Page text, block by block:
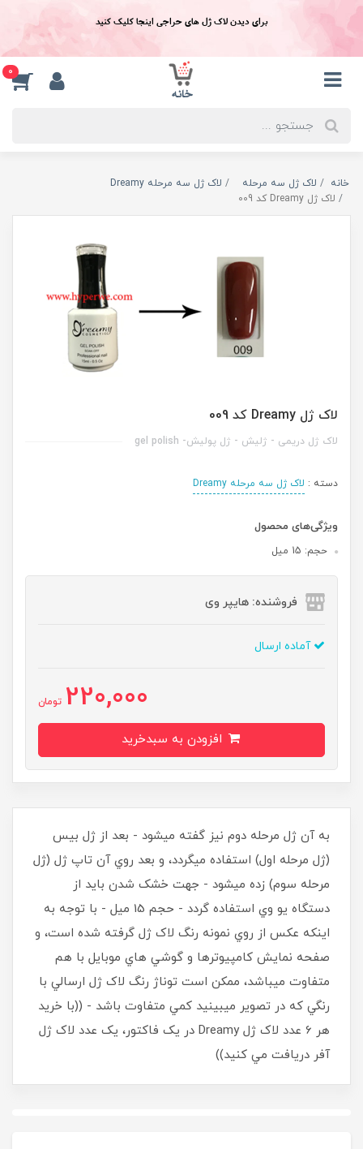
برای دیدن لاک ژل های حراجی اینجا کلیک کنید
0
خانه لاک ژل سه مرحله
لاک ژل سه مرحله Dreamy
لاک ژل Dreamy کد 009
لاک ژل Dreamy کد 009
لاک ژل دریمی - ژلیش - ژل پولیش- gel polish
دسته : لاک ژل سه مرحله Dreamy
ویژگی‌های محصول
حجم: 15 میل
فروشنده: هایپر وی
آماده ارسال
220,000 تومان
به آن ژل مرحله دوم نيز گفته ميشود - بعد از ژل بيس
(ژل مرحله اول) استفاده ميگردد، و بعد روي آن تاپ ژل (ژل
مرحله سوم) زده ميشود - جهت خشک شدن بايد از
دستگاه يو وي استفاده گردد - حجم 15 ميل - با توجه به
اينکه عکس از روي نمونه رنگ لاک ژل گرفته شده است، و
صفحه نمايش کامپيوترها و گوشي هاي موبايل با هم
متفاوت ميباشد، ممکن است توناژ رنگ لاک ژل ارسالي با
رنگي که در تصوير ميبينيد کمي متفاوت باشد - ((با خريد
هر 6 عدد لاک ژل Dreamy در يک فاکتور، يک عدد لاک ژل
آفر دريافت مي کنيد))